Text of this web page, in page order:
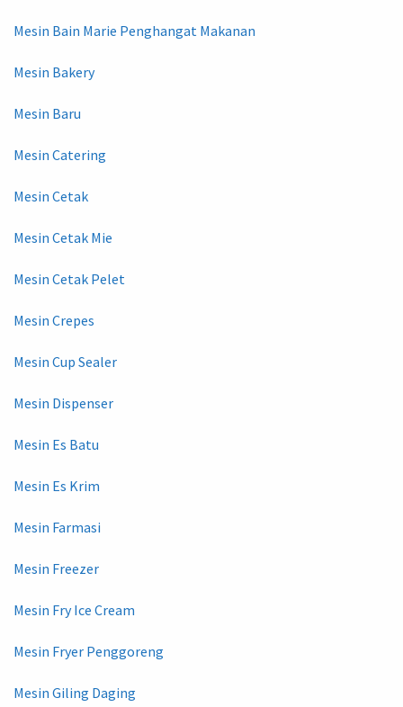
Mesin Bain Marie Penghangat Makanan
Mesin Bakery
Mesin Baru
Mesin Catering
Mesin Cetak
Mesin Cetak Mie
Mesin Cetak Pelet
Mesin Crepes
Mesin Cup Sealer
Mesin Dispenser
Mesin Es Batu
Mesin Es Krim
Mesin Farmasi
Mesin Freezer
Mesin Fry Ice Cream
Mesin Fryer Penggoreng
Mesin Giling Daging